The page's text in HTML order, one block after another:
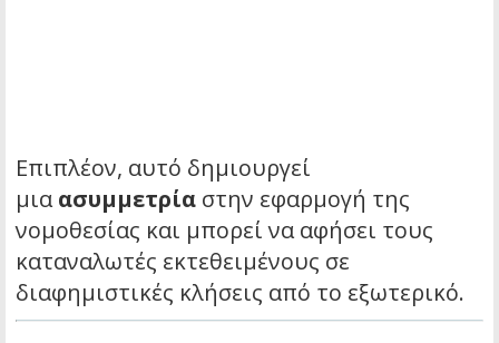
Επιπλέον, αυτό δημιουργεί
μια ασυμμετρία στην εφαρμογή της
νομοθεσίας και μπορεί να αφήσει τους
καταναλωτές εκτεθειμένους σε
διαφημιστικές κλήσεις από το εξωτερικό.